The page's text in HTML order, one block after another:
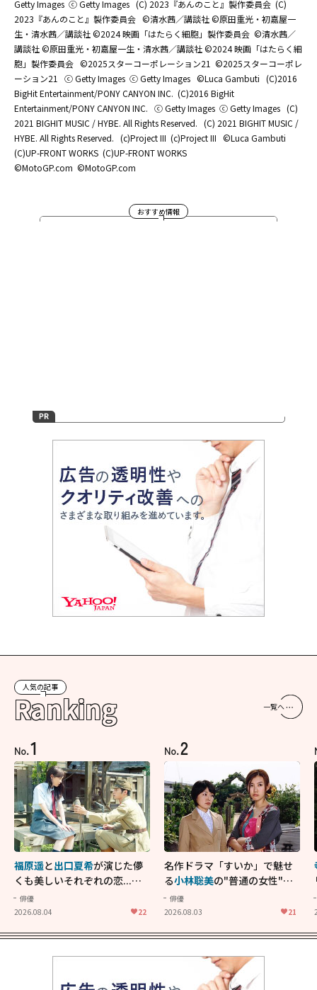
Getty Images ⓒ Getty Images (C) 2023『あんのこと』製作委員会 (C)
2023『あんのこと』製作委員会 ©清水茜／講談社 ©原田重光・初嘉屋一
生・清水茜／講談社 ©2024 映画「はたらく細胞」製作委員会 ©清水茜／
講談社 ©原田重光・初嘉屋一生・清水茜／講談社 ©2024 映画「はたらく細
胞」製作委員会 ©2025スターコーポレーション21 ©2025スターコーポレ
ーション21 ⓒ Getty Images ⓒ Getty Images ©Luca Gambuti (C)2016
BigHit Entertainment/PONY CANYON INC. (C)2016 BigHit
Entertainment/PONY CANYON INC. ⓒ Getty Images ⓒ Getty Images (C)
2021 BIGHIT MUSIC / HYBE. All Rights Reserved. (C) 2021 BIGHIT MUSIC /
HYBE. All Rights Reserved. (c)Project III (c)Project III ©Luca Gambuti
(C)UP-FRONT WORKS (C)UP-FRONT WORKS
©MotoGP.com ©MotoGP.com
おすすめ情報
人気の記事
Ranking 一覧へ
No.1
福原遥と出口夏希が演じた儚
くも美しいそれぞれの恋...生
きることの尊さを教えてくれ
た映画「あの花が咲く丘で、
俳優
2026.08.04
22
No.2
名作ドラマ「すいか」で魅せ
る小林聡美の"普通の女性"が
大人に刺さる...映画「かもめ
食堂」にも通じる静かな芝居
俳優
2026.08.03
21